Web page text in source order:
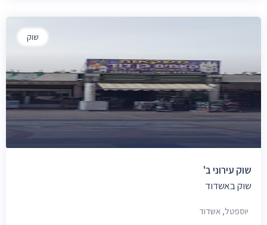
שוק
שוק עירוני ב'
שוק באשדוד
יוספטל, אשדוד